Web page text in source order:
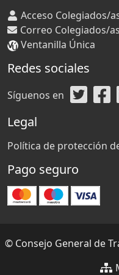
Acceso Colegiados/
Correo Colegiados/as
Ventanilla Única
Redes sociales
Síguenos en
Legal
Política de protección
Pago seguro
© Consejo General de